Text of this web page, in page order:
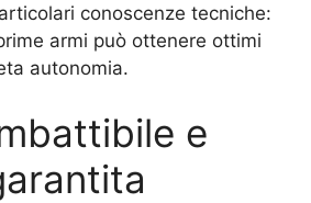
conoscenze tecniche:
armi può ottenere ottimi
autonomia.
e